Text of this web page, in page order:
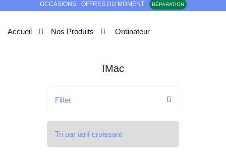
OCCASIONS OFFRES DU MOMENT RÉPARATION
Accueil Nos Produits Ordinateur
IMac
Filter